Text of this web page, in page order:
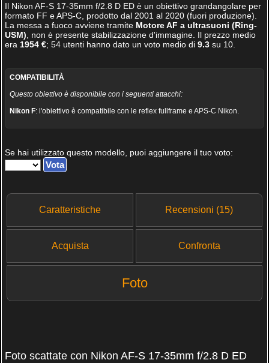
Il Nikon AF-S 17-35mm f/2.8 D EDè un obiettivo grandangolare per
formato FF e APS-C, prodotto dal 2001 al 2020 (fuori produzione).
La messa a fuoco avviene tramite Motore AF a ultrasuoni (Ring-
USM) , non è presente stabilizzazione d'immagine. Il prezzo medio
era 1954 €; 54utenti hanno dato un voto medio di 9.3su 10.
COMPATIBILITÀ
Questo obiettivo è disponibile con i seguenti attacchi:
Nikon F: l'obiettivo è compatibile con le reflex fullframe e APS-C Nikon.
Se hai utilizzato questo modello, puoi aggiungere il tuo voto:
Caratteristiche Recensioni (15)
Acquista Confronta
Foto
Foto scattate con Nikon AF-S 17-35mm f/2.8 D ED